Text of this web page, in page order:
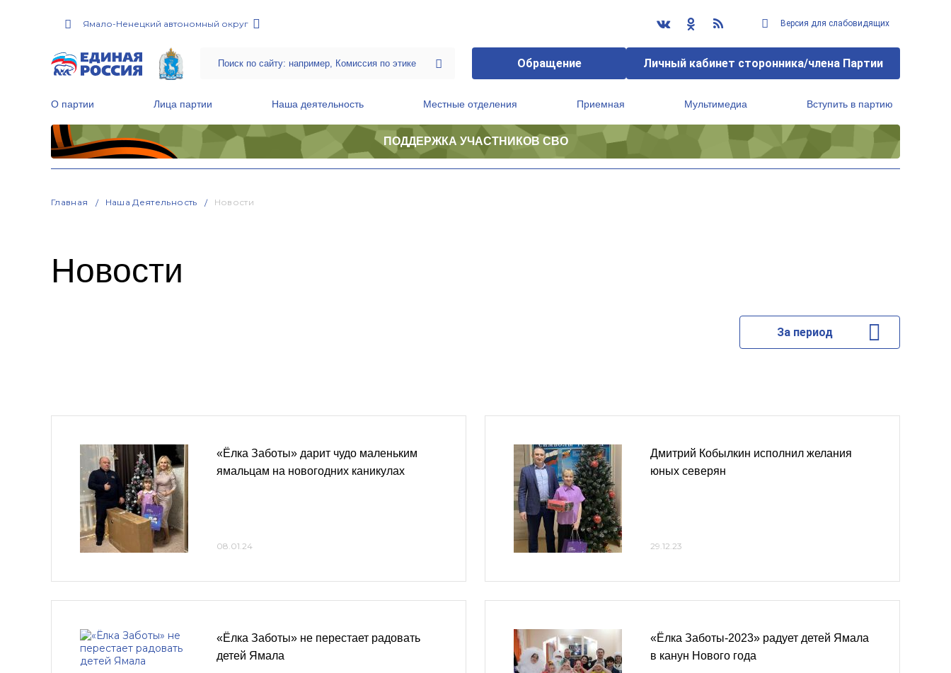
Ямало-Ненецкий автономный округ Версия для слабовидящих
Обращение Личный кабинет сторонника/члена Партии
О партии Лица партии Наша деятельность Местные отделения Приемная Мультимедиа Вступить в партию
ПОДДЕРЖКА УЧАСТНИКОВ СВО
Главная Наша Деятельность Новости
Новости
За период
«Ёлка Заботы» дарит чудо маленьким
ямальцам на новогодних каникулах
08.01.24
«Ёлка Заботы» не перестает радовать
детей Ямала
Дмитрий Кобылкин исполнил желания
юных северян
29.12.23
«Ёлка Заботы-2023» радует детей Ямала
в канун Нового года